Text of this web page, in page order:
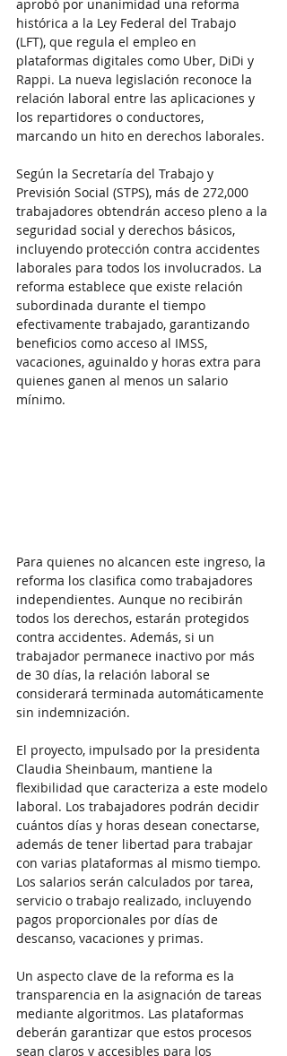
aprobó por unanimidad una reforma
histórica a la Ley Federal del Trabajo
(LFT), que regula el empleo en
plataformas digitales como Uber, DiDi y
Rappi. La nueva legislación reconoce la
relación laboral entre las aplicaciones y
los repartidores o conductores,
marcando un hito en derechos laborales.
Según la Secretaría del Trabajo y
Previsión Social (STPS), más de 272,000
trabajadores obtendrán acceso pleno a la
seguridad social y derechos básicos,
incluyendo protección contra accidentes
laborales para todos los involucrados. La
reforma establece que existe relación
subordinada durante el tiempo
efectivamente trabajado, garantizando
beneficios como acceso al IMSS,
vacaciones, aguinaldo y horas extra para
quienes ganen al menos un salario
mínimo.
Para quienes no alcancen este ingreso, la
reforma los clasifica como trabajadores
independientes. Aunque no recibirán
todos los derechos, estarán protegidos
contra accidentes. Además, si un
trabajador permanece inactivo por más
de 30 días, la relación laboral se
considerará terminada automáticamente
sin indemnización.
El proyecto, impulsado por la presidenta
Claudia Sheinbaum, mantiene la
flexibilidad que caracteriza a este modelo
laboral. Los trabajadores podrán decidir
cuántos días y horas desean conectarse,
además de tener libertad para trabajar
con varias plataformas al mismo tiempo.
Los salarios serán calculados por tarea,
servicio o trabajo realizado, incluyendo
pagos proporcionales por días de
descanso, vacaciones y primas.
Un aspecto clave de la reforma es la
transparencia en la asignación de tareas
mediante algoritmos. Las plataformas
deberán garantizar que estos procesos
sean claros y accesibles para los